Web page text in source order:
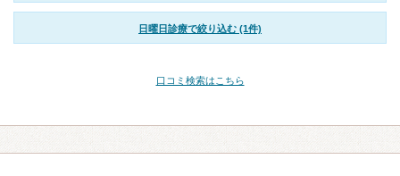
日曜日診療で絞り込む (1件)
口コミ検索はこちら